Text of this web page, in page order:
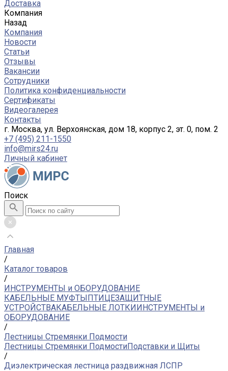
Доставка
Компания
Назад
Компания
Новости
Статьи
Отзывы
Вакансии
Сотрудники
Политика конфиденциальности
Сертификаты
Видеогалерея
Контакты
г. Москва, ул. Верхоянская, дом 18, корпус 2, эт. 0, пом. 2
+7 (495) 211-1550
info@mirs24.ru
Личный кабинет
Поиск
Главная
/
Каталог товаров
/
ИНСТРУМЕНТЫ и ОБОРУДОВАНИЕ
КАБЕЛЬНЫЕ МУФТЫПТИЦЕЗАЩИТНЫЕ
УСТРОЙСТВАКАБЕЛЬНЫЕ ЛОТКИИНСТРУМЕНТЫ и
ОБОРУДОВАНИЕ
/
Лестницы Стремянки Подмости
Лестницы Стремянки ПодмостиПодставки и Щиты
/
Диэлектрическая лестница раздвижная ЛСПР